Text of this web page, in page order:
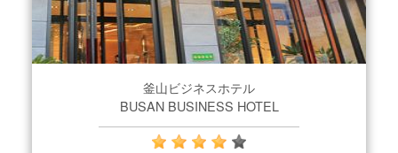
釜山ビジネスホテル
BUSAN BUSINESS HOTEL